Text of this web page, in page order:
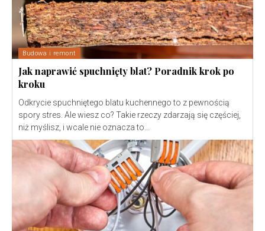
Budowa i remont
Jak naprawić spuchnięty blat? Poradnik krok po
kroku
Odkrycie spuchniętego blatu kuchennego to z pewnością
spory stres. Ale wiesz co? Takie rzeczy zdarzają się częściej,
niż myślisz, i wcale nie oznacza to...